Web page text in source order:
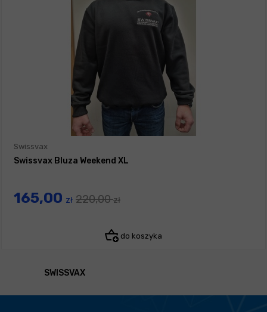
Swissvax
Swissvax Bluza Weekend XL
165,00 zł 220,00zł
do koszyka
SWISSVAX